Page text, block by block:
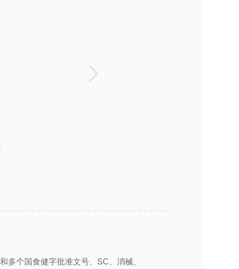
多个国食健字批准文号、SC、消械、